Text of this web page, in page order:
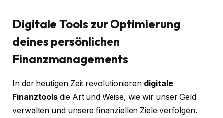
Digitale Tools zur Optimierung
deines persönlichen
Finanzmanagements
In der heutigen Zeit revolutionieren digitale
Finanztools die Art und Weise, wie wir unser Geld
verwalten und unsere finanziellen Ziele verfolgen.